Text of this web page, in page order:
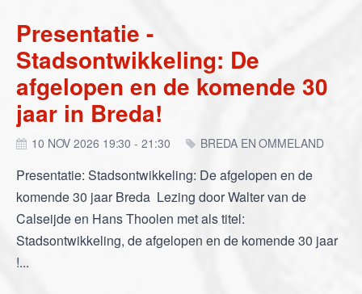
Presentatie -
Stadsontwikkeling: De
afgelopen en de komende 30
jaar in Breda!
10 NOV 2026 19:30 - 21:30 BREDA EN OMMELAND
Presentatie: Stadsontwikkeling: De afgelopen en de
komende 30 jaar Breda Lezing door Walter van de
Calseijde en Hans Thoolen met als titel:
Stadsontwikkeling, de afgelopen en de komende 30 jaar
!...